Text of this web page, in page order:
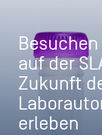
auf der
Zukunft
erleben